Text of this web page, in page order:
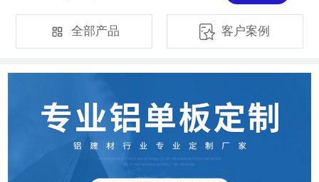
 全部产品  客户案例